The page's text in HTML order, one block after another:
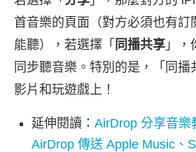
首音樂的頁面（對方必須也有訂
能聽），若選擇「 同播共享 」，
同步聽音樂。特別的是，「同播
影片和玩遊戲上！
延伸閱讀： AirDrop 分享音樂
AirDrop 傳送 Apple Music、